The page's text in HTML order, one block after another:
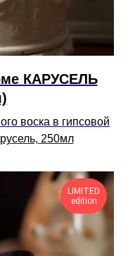
КАРУСЕЛЬ
воска в гипсовой
250мл
LIMITED
edition